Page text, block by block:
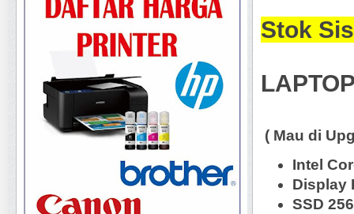
Stok
( Mau di
Intel
Display
SSD